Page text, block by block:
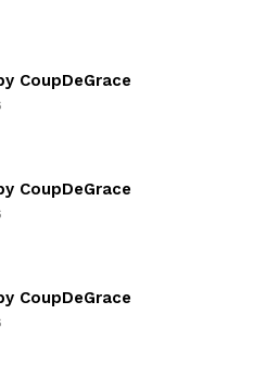
CoupDeGrace
CoupDeGrace
CoupDeGrace